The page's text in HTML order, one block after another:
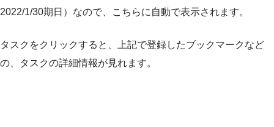
2022/1/30期日）なので、こちらに自動で表示されます。
タスクをクリックすると、上記で登録したブックマークなど
の、タスクの詳細情報が見れます。